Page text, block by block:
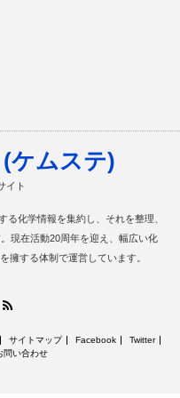
ケムステ)
イト
る化学情報を集約し、それを整理、
現在活動20周年を迎え、幅広い化
擁する体制で運営しています。
Facebook
サイトマップ Facebook
Twitter
問い合わせ